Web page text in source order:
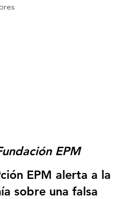
EPM
EPM alerta a la
sobre una falsa